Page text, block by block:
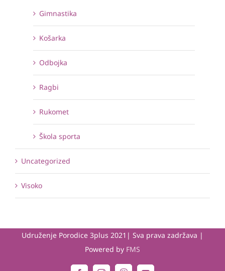
Gimnastika
Košarka
Odbojka
Ragbi
Rukomet
Škola sporta
Uncategorized
Visoko
Udruženje Porodice 3plus 2021| Sva prava zadržava |
Powered by FMS